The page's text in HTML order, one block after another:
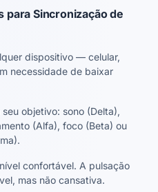
para Sincronização de
dispositivo — celular,
necessidade de baixar
objetivo: sono (Delta),
(Alfa), foco (Beta) ou
confortável. A pulsação
mas não cansativa.